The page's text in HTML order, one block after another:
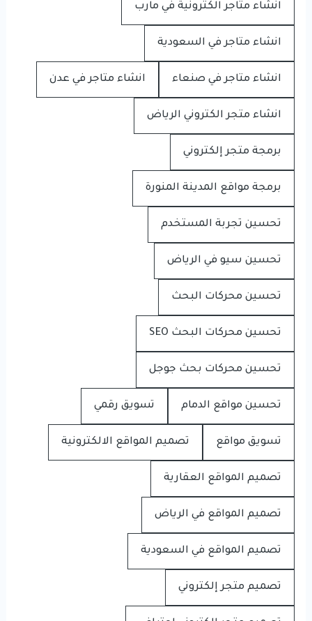
انشاء متاجر الكترونية في مارب
انشاء متاجر في السعودية
انشاء متاجر في صنعاء انشاء متاجر في عدن
انشاء متجر الكتروني الرياض
برمجة متجر إلكتروني
برمجة مواقع المدينة المنورة
تحسين تجربة المستخدم
تحسين سيو في الرياض
تحسين محركات البحث
تحسين محركات البحث SEO
تحسين محركات بحث جوجل
تحسين مواقع الدمام تسويق رقمي
تسويق مواقع تصميم المواقع الالكترونية
تصميم المواقع العقارية
تصميم المواقع في الرياض
تصميم المواقع في السعودية
تصميم متجر إلكتروني